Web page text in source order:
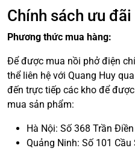
Chính sách ưu đãi
Phương thức mua hàng:
Để được mua nồi phở điện
thể liên hệ với Quang Huy
đến trực tiếp các kho để
mua sản phẩm:
Hà Nội: Số 368 Trần
Quảng Ninh: Số 101